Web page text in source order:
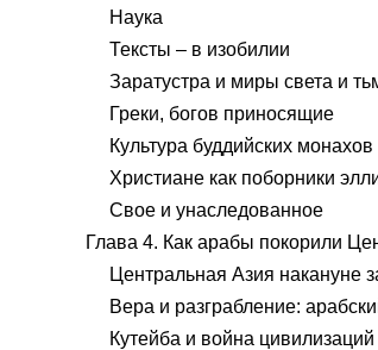
Наука
Тексты – в изобилии
Заратустра и миры света и
Греки, богов приносящие
Культура буддийских монахов
Христиане как поборники
Свое и унаследованное
Глава 4. Как арабы покорили
Центральная Азия накануне
Вера и разграбление:
Кутейба и война цивилизаций